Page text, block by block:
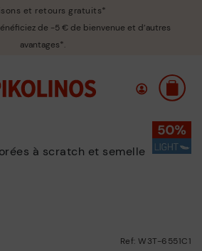
et retours gratuits*
de -5 € de bienvenue et d’autres
avantages*.
Ref: W3T-6551C1